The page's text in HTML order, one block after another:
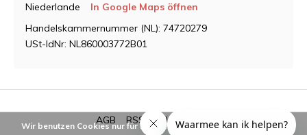
Niederlande
In Google Maps öffnen
Handelskammernummer (NL): 74720279
USt-IdNr: NL860003772B01
AGB RSS feed Sitemap
Wir benutzen Cookies nur für interne Zwecke um den Webshop zu